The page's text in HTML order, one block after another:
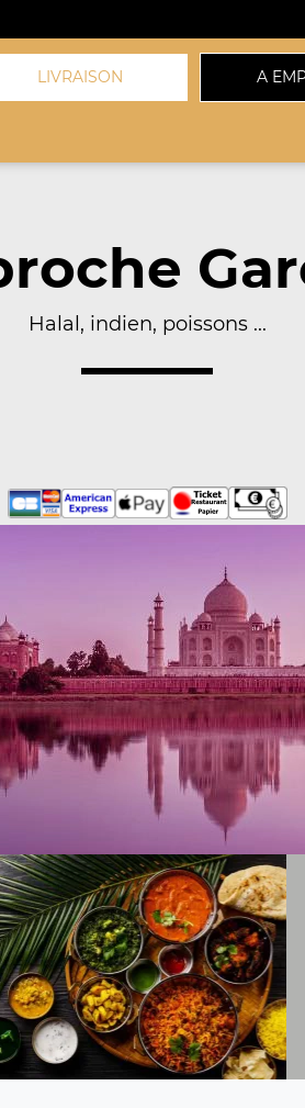
LIVRAISON A
Halal, indien, poissons ...